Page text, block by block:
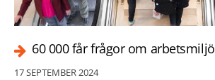
60 000 får frågor om arbetsmiljö
17 SEPTEMBER 2024